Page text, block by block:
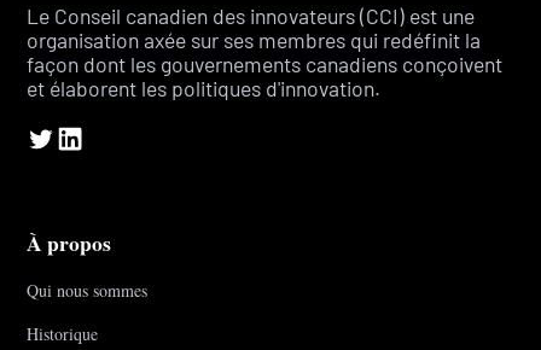
Le Conseil canadien des innovateurs (CCI) est une
organisation axée sur ses membres qui redéfinit la
façon dont les gouvernements canadiens conçoivent
et élaborent les politiques d'innovation.
À propos
Qui nous sommes
Historique